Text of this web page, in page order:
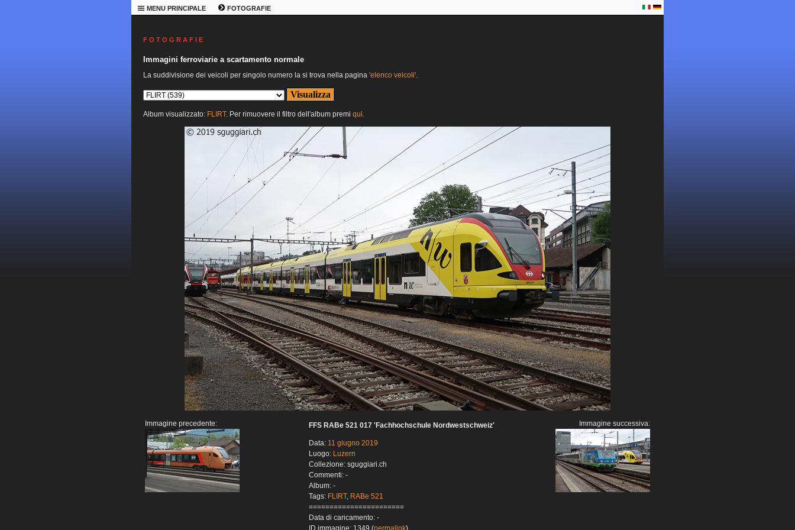
MENU PRINCIPALE FOTOGRAFIE
F O T O G R A F I E
Immagini ferroviarie a scartamento normale
La suddivisione dei veicoli per singolo numero la si trova nella pagina 'elenco veicoli'.
Album visualizzato: FLIRT. Per rimuovere il filtro dell'album premi qui.
Immagine precedente: FFS RABe 521 017 'Fachhochschule Nordwestschweiz'
Data: 11 giugno 2019
Luogo: Luzern
Collezione: sguggiari.ch
Commenti: -
Album: -
Tags: FLIRT, RABe 521
=======================
Data di caricamento: -
Immagine successiva: